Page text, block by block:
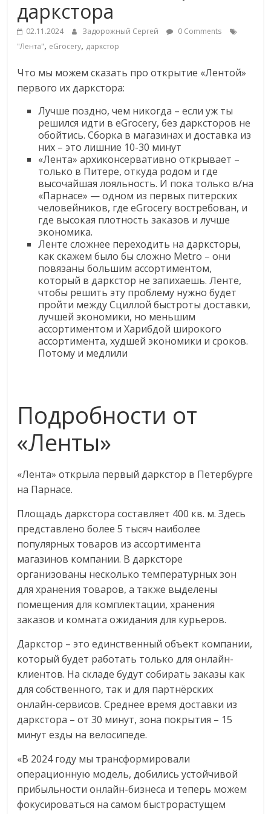
Commerce,
омниканальном
ритейле,
логистике,
технологиях,
соцсетях
Портал
онлайн-
торговле,
сервисах
Commerce,
ритейле,
логистике,
технологиях,
важно,
знать
как
меняет
жизнь
обсудить
эти
изменения
читателем.
даркстора
02.11.2024 Задорожный Сергей
0 Comments
"Лента", eGrocery, даркстор
Что мы можем сказать про открытие «Лентой»
первого их даркстора:
Лучше поздно, чем никогда – если уж ты
решился идти в eGrocery, без дарксторов не
обойтись. Сборка в магазинах и доставка из
них – это лишние 10-30 минут
«Лента» архиконсервативно открывает –
только в Питере, откуда родом и где
высочайшая лояльность. И пока только в/на
«Парнасе» — одном из первых питерских
человейников, где eGrocery востребован, и
где высокая плотность заказов и лучше
экономика.
Ленте сложнее переходить на дарксторы,
как скажем было бы сложно Metro – они
повязаны большим ассортиментом,
который в даркстор не запихаешь. Ленте,
чтобы решить эту проблему нужно будет
пройти между Сциллой быстроты доставки,
лучшей экономики, но меньшим
ассортиментом и Харибдой широкого
ассортимента, худшей экономики и сроков.
Потому и медлили
Подробности от
«Ленты»
«Лента» открыла первый даркстор в Петербурге
на Парнасе.
Площадь даркстора составляет 400 кв. м. Здесь
представлено более 5 тысяч наиболее
популярных товаров из ассортимента
магазинов компании. В дарксторе
организованы несколько температурных зон
для хранения товаров, а также выделены
помещения для комплектации, хранения
заказов и комната ожидания для курьеров.
Даркстор – это единственный объект компании,
который будет работать только для онлайн-
клиентов. На складе будут собирать заказы как
для собственного, так и для партнёрских
онлайн-сервисов. Среднее время доставки из
даркстора – от 30 минут, зона покрытия – 15
минут езды на велосипеде.
«В 2024 году мы трансформировали
операционную модель, добились устойчивой
прибыльности онлайн-бизнеса и теперь можем
фокусироваться на самом быстрорастущем